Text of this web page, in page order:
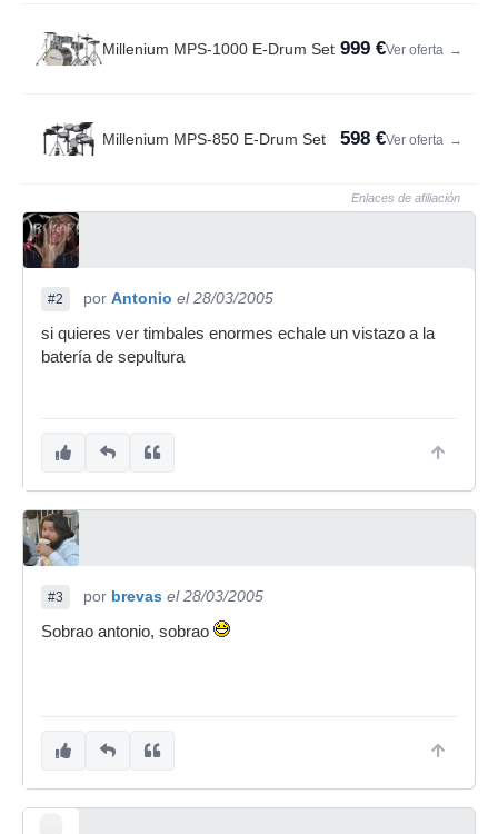
Millenium MPS-1000 E-Drum Set 999 €Ver oferta →
Millenium MPS-850 E-Drum Set 598 €Ver oferta →
Enlaces de afiliación
#2 por Antonio el 28/03/2005
si quieres ver timbales enormes echale un vistazo a la
batería de sepultura
#3 por brevas el 28/03/2005
Sobrao antonio, sobrao